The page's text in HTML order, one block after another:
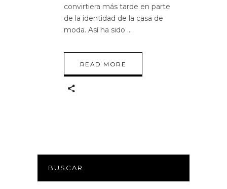
convirtiera más tarde en parte
de la identidad de la casa de
moda. Así ha sido
READ MORE
BUSCAR